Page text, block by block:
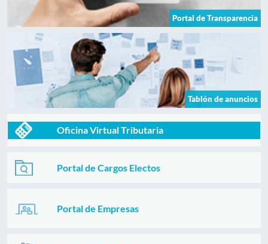
Portal de Transparencia
Tablón de anuncios
Oficina Virtual Tributaria
Portal de Cargos Electos
Portal de Empresas